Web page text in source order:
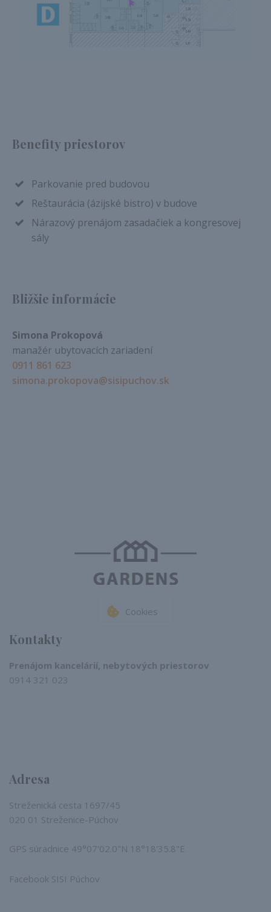
Benefity priestorov
Parkovanie pred budovou
Reštaurácia (ázijské bistro) v budove
Nárazový prenájom zasadačiek a kongresovej
sály
Bližšie informácie
Simona Prokopová
manažér ubytovacích zariadení
0911 861 623
simona.prokopova@sisipuchov.sk
Cookies
Kontakty
Prenájom kancelárií, nebytových priestorov
0914 321 023​
Adresa
Streženická cesta 1697/45
020 01 Streženice-Púchov
GPS súradnice 49°07'02.0"N 18°18'35.8"E
Facebook SISI Púchov